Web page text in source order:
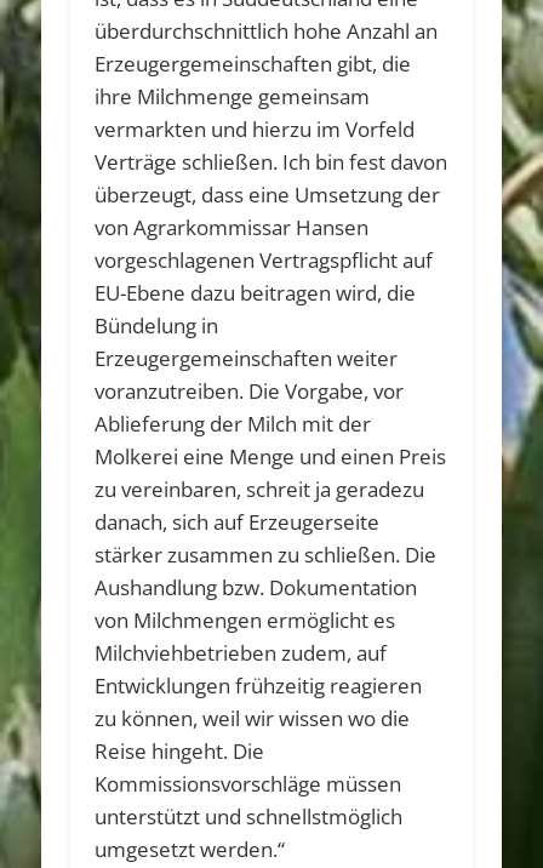
überdurchschnittlich hohe Anzahl an
Erzeugergemeinschaften gibt, die
ihre Milchmenge gemeinsam
vermarkten und hierzu im Vorfeld
Verträge schließen. Ich bin fest davon
überzeugt, dass eine Umsetzung der
von Agrarkommissar Hansen
vorgeschlagenen Vertragspflicht auf
EU-Ebene dazu beitragen wird, die
Bündelung in
Erzeugergemeinschaften weiter
voranzutreiben. Die Vorgabe, vor
Ablieferung der Milch mit der
Molkerei eine Menge und einen Preis
zu vereinbaren, schreit ja geradezu
danach, sich auf Erzeugerseite
stärker zusammen zu schließen. Die
Aushandlung bzw. Dokumentation
von Milchmengen ermöglicht es
Milchviehbetrieben zudem, auf
Entwicklungen frühzeitig reagieren
zu können, weil wir wissen wo die
Reise hingeht. Die
Kommissionsvorschläge müssen
unterstützt und schnellstmöglich
umgesetzt werden.“